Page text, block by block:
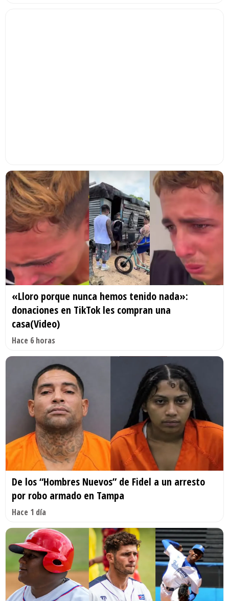
«Lloro porque nunca hemos tenido nada»:
donaciones en TikTok les compran una
casa(Video)
Hace 6 horas
De los “Hombres Nuevos” de Fidel a un arresto
por robo armado en Tampa
Hace 1 día